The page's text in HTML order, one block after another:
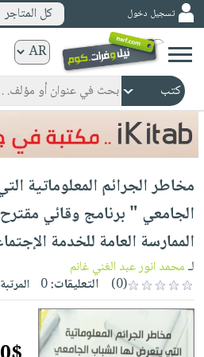
ورقية
المواضيع
صدر
حديثاً
الأكثر
مبيعاً
جوائز
شحن
مخفض
عروض
خاصة
صفحات
مشوقة
كتب
الكترونية
الرئيسية
صدر
حديثاً
الأكثر
مبيعاً
كتب
مجانية
صوتية
الصفحة
الرئيسية
masmu3
بلا
حدود
أطفال
وناشئة
الصفحةوسائل
تسجيل دخول كل المتاجر
مخاطر الجرائم المعلوماتية
الجامعي " برنامج وقائي
الممارسة العامة للخدمة
لـمحمد انور عبد الغني غانم
(0)
التعليقات:0